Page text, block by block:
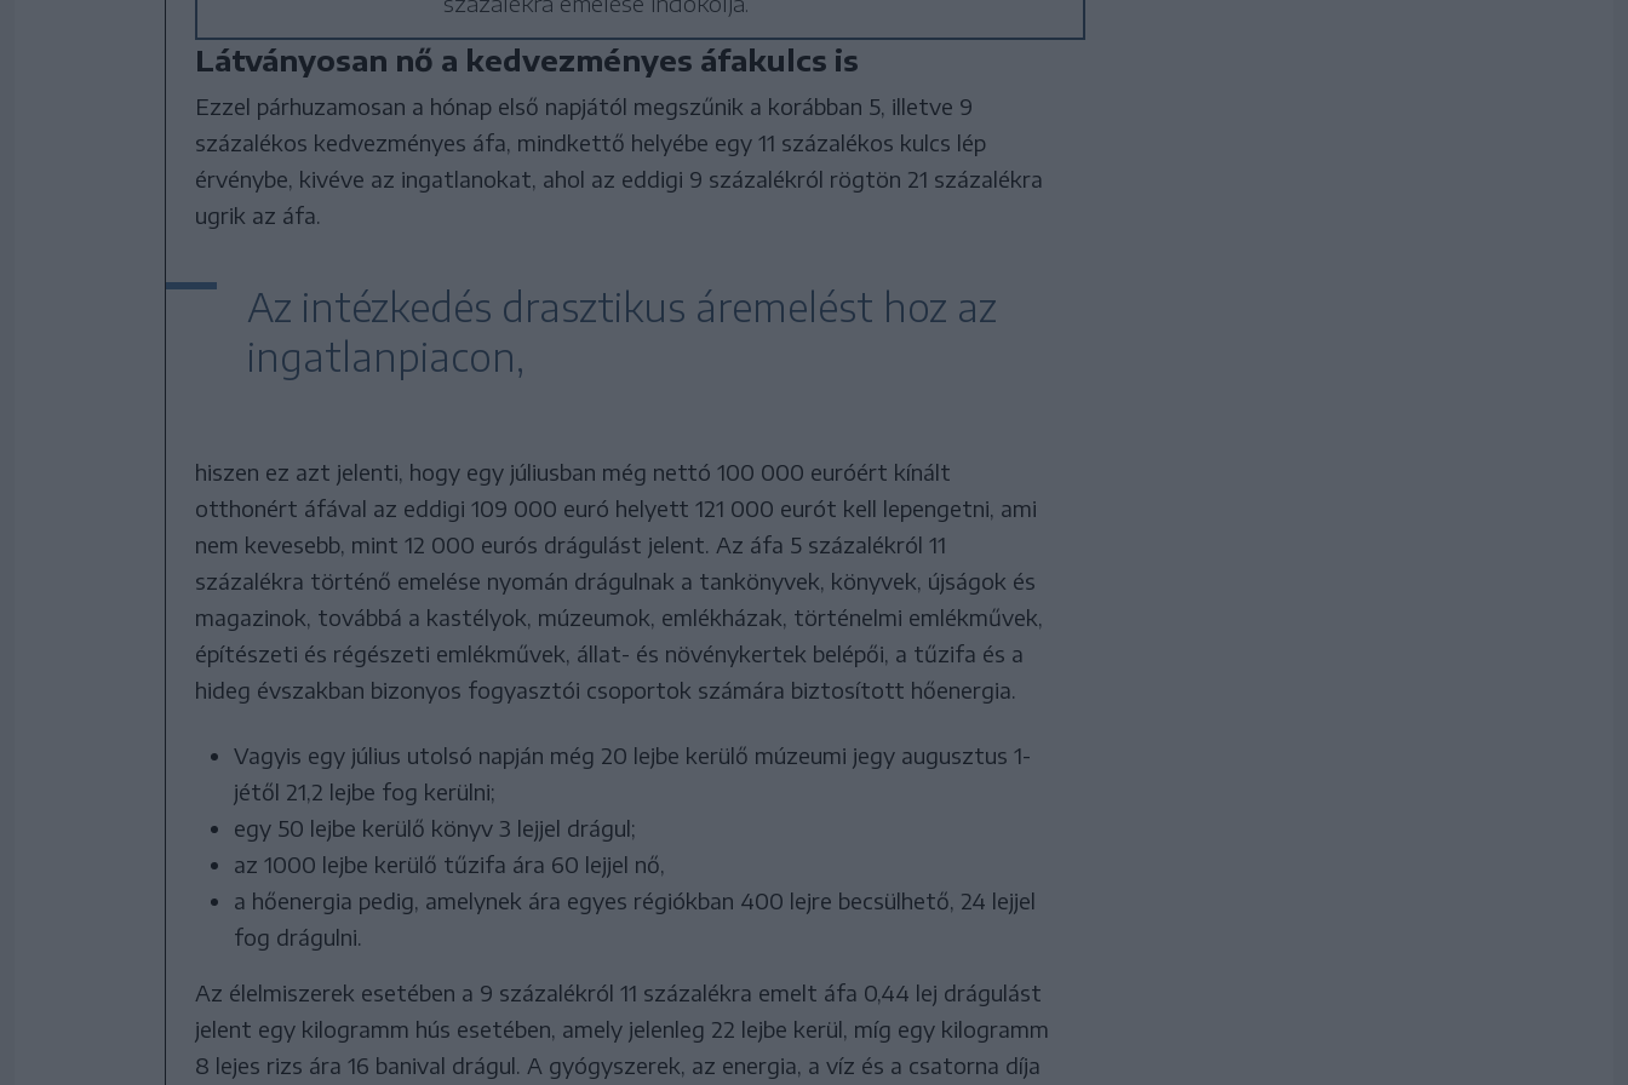
Látványosan nő a kedvezményes áfakulcs is
Ezzel párhuzamosan a hónap első napjától megszűnik a korábban 5, illetve 9
százalékos kedvezményes áfa, mindkettő helyébe egy 11 százalékos kulcs lép
érvénybe, kivéve az ingatlanokat, ahol az eddigi 9 százalékról rögtön 21 százalékra
ugrik az áfa.
Az intézkedés drasztikus áremelést hoz az
ingatlanpiacon,
hiszen ez azt jelenti, hogy egy júliusban még nettó 100 000 euróért kínált
otthonért áfával az eddigi 109 000 euró helyett 121 000 eurót kell lepengetni, ami
nem kevesebb, mint 12 000 eurós drágulást jelent. Az áfa 5 százalékról 11
százalékra történő emelése nyomán drágulnak a tankönyvek, könyvek, újságok és
magazinok, továbbá a kastélyok, múzeumok, emlékházak, történelmi emlékművek,
építészeti és régészeti emlékművek, állat- és növénykertek belépői, a tűzifa és a
hideg évszakban bizonyos fogyasztói csoportok számára biztosított hőenergia.
Vagyis egy július utolsó napján még 20 lejbe kerülő múzeumi jegy augusztus 1-
jétől 21,2 lejbe fog kerülni;
egy 50 lejbe kerülő könyv 3 lejjel drágul;
az 1000 lejbe kerülő tűzifa ára 60 lejjel nő,
a hőenergia pedig, amelynek ára egyes régiókban 400 lejre becsülhető, 24 lejjel
fog drágulni.
Az élelmiszerek esetében a 9 százalékról 11 százalékra emelt áfa 0,44 lej drágulást
jelent egy kilogramm hús esetében, amely jelenleg 22 lejbe kerül, míg egy kilogramm
8 lejes rizs ára 16 banival drágul. A gyógyszerek, az energia, a víz és a csatorna díja